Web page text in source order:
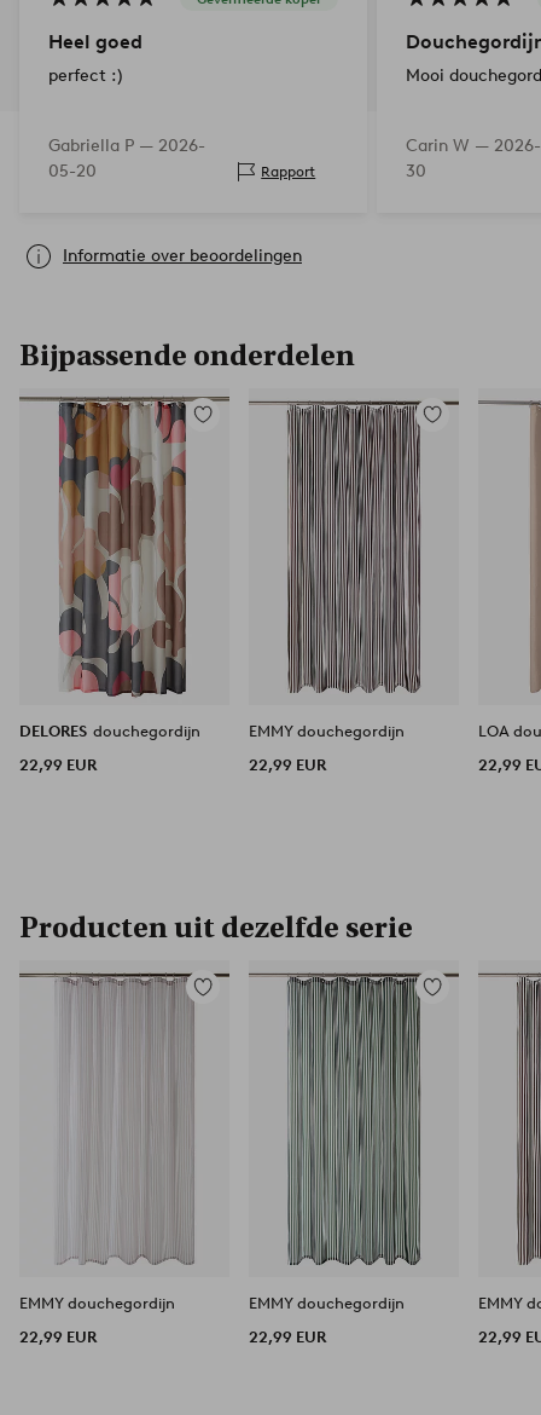
Heel goed
perfect :)
Gabriella P — 2026-
05-20
Rapport
Mooi
Carin W —
30
Informatie over beoordelingen
Bijpassende onderdelen
Toevoegen
DELORES douchegordijn
22,99 EUR
Toevoegen
aan
favorieten
EMMY douchegordijn
22,99 EUR
LOA
22,99
Producten uit dezelfde serie
Toevoegen
EMMY douchegordijn
22,99 EUR
Toevoegen
aan
EMMY douchegordijn
22,99 EUR
EMMY
22,99